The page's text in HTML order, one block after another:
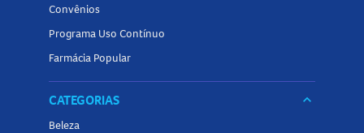
Convênios
Programa Uso Contínuo
Farmácia Popular
CATEGORIAS keyboard_arrow_down
Beleza